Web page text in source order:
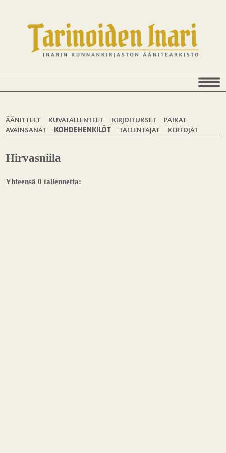
ÄÄNITTEET KUVATALLENTEET KIRJOITUKSET
PAIKAT
AVAINSANAT
KOHDEHENKILÖT TALLENTAJAT KERTOJAT
Hirvasniila
Yhteensä 0 tallennetta: